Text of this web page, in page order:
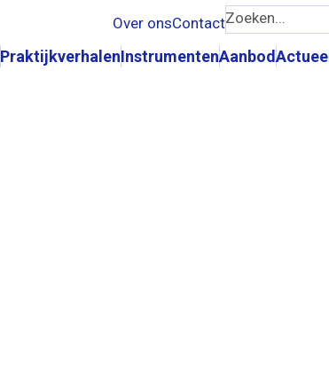
PraktijkverhalenInstrumentenAanbodActueel
Over onsContactZoeken...